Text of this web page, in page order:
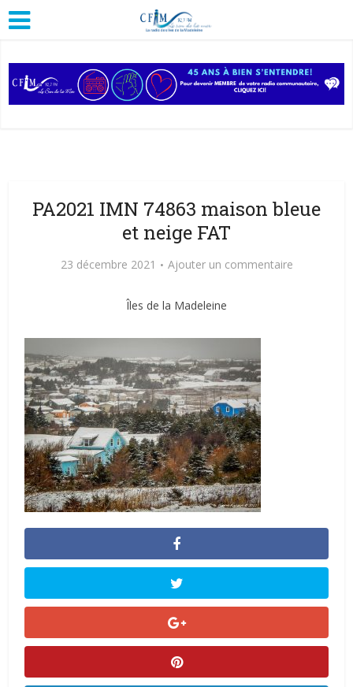
PA2021 IMN 74863 maison bleue
et neige FAT
23 décembre 2021 Ajouter un commentaire
Îles de la Madeleine